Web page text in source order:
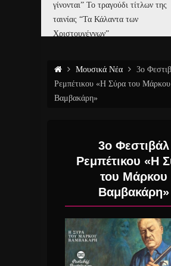
γίνονται” Το τραγούδι τίτλων της
ταινίας “Τα Κάλαντα των
Χριστουγέννων”
Μουσικά Νέα
3ο
Ρεμπέτικου «Η Σύρα του Μάρκου
Βαμβακάρη»
3ο Φεστιβάλ
Ρεμπέτικου «Η
του Μάρκου
Βαμβακάρη»